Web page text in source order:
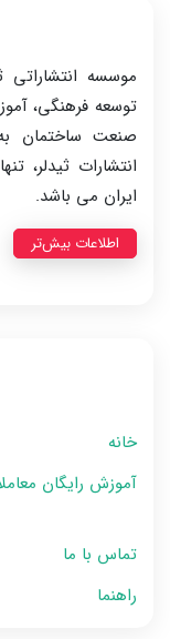
موسسه انتشاراتی
توسعه فرهنگی،
صنعت ساختمان
انتشارات ثیدلر،
ایران می باشد.
اطلاعات بیش‌تر
خانه
آموزش رایگان
تماس با ما
راهنما